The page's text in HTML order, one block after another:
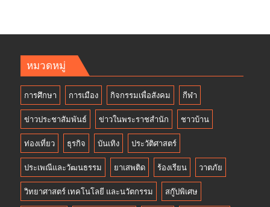
หมวดหมู่
การศึกษา การเมือง กิจกรรมเพื่อสังคม กีฬา
ข่าวประชาสัมพันธ์ ข่าวในพระราชสำนัก ชาวบ้าน
ท่องเที่ยว ธุรกิจ บันเทิง ประวัติศาสตร์
ประเพณีและวัฒนธรรม ยาเสพติด ร้องเรียน วาตภัย
วิทยาศาสตร์ เทคโนโลยี และนวัตกรรม สกู๊ปพิเศษ